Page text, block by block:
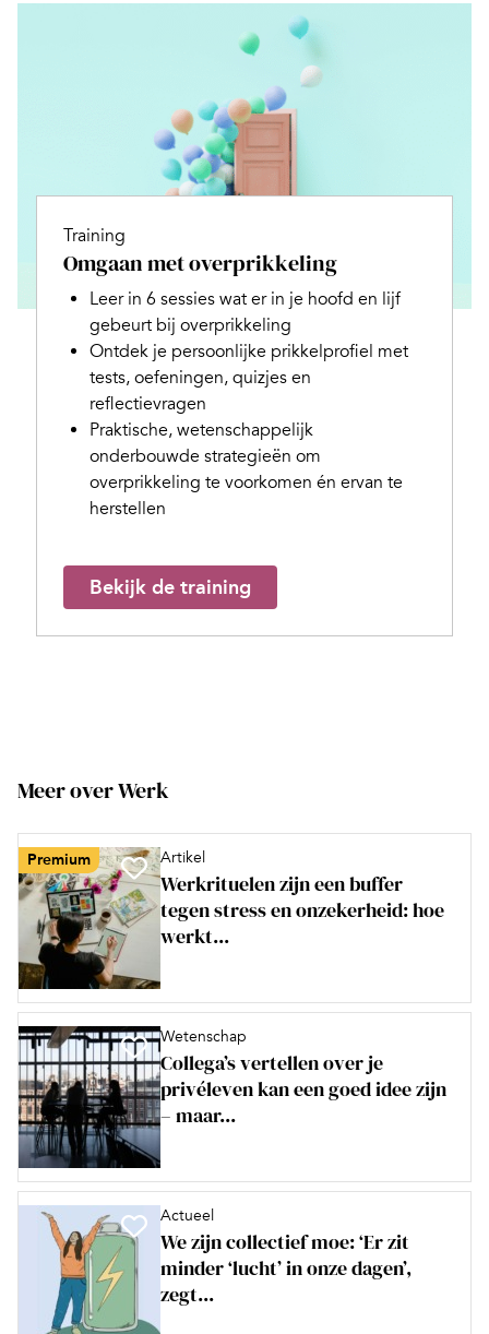
Training
Omgaan met overprikkeling
Leer in 6 sessies wat er in je hoofd en lijf
gebeurt bij overprikkeling
Ontdek je persoonlijke prikkelprofiel met
tests, oefeningen, quizjes en
reflectievragen
Praktische, wetenschappelijk
onderbouwde strategieën om
overprikkeling te voorkomen én ervan te
herstellen
Bekijk de training
Meer over Werk
Premium Artikel
Werkrituelen zijn een buffer
tegen stress en onzekerheid: hoe
werkt...
Wetenschap
Collega’s vertellen over je
privéleven kan een goed idee zijn
– maar...
Actueel
We zijn collectief moe: ‘Er zit
minder ‘lucht’ in onze dagen’,
zegt...